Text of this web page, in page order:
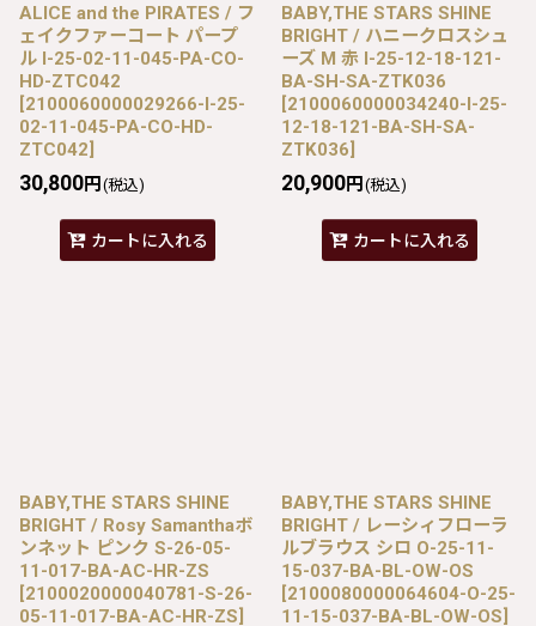
ALICE and the PIRATES / フ
ェイクファーコート パープ
ル I-25-02-11-045-PA-CO-
HD-ZTC042
[2100060000029266-I-25-
02-11-045-PA-CO-HD-
ZTC042]
30,800円 (税込)
カートに入れる
BABY,THE STARS SHINE
BRIGHT / ハニークロスシュ
ーズ M 赤 I-25-12-18-121-
BA-SH-SA-ZTK036
[2100060000034240-I-25-
12-18-121-BA-SH-SA-
ZTK036]
20,900円 (税込)
カートに入れる
BABY,THE STARS SHINE
BRIGHT / Rosy Samanthaボ
ンネット ピンク S-26-05-
11-017-BA-AC-HR-ZS
[2100020000040781-S-26-
05-11-017-BA-AC-HR-ZS]
BABY,THE STARS SHINE
BRIGHT / レーシィフローラ
ルブラウス シロ O-25-11-
15-037-BA-BL-OW-OS
[2100080000064604-O-25-
11-15-037-BA-BL-OW-OS]